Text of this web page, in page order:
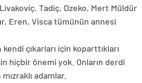
Tadiç, Dzeko, Mert Müldür
Eren, Visca tümünün annesi
çıkarları için koparttıkları
hiçbir önemi yok. Onların derdi
adamlar.